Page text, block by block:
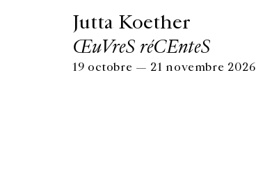
Jutta Koether
ŒuVreS réCEnteS
19 octobre — 21 novembre 2026